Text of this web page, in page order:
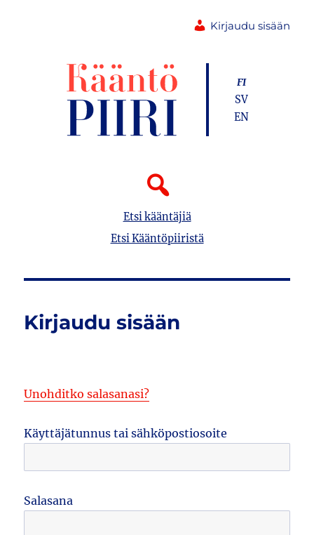
Kirjaudu sisään
Etsi kääntäjiä
Etsi Kääntöpiiristä
FI
SV
EN
Kirjaudu sisään
Unohditko salasanasi?
Käyttäjätunnus tai sähköpostiosoite
Salasana